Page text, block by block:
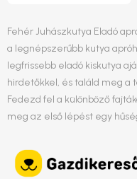
Fehér Juhászkutya Eladó
a legnépszerűbb kutya
legfrissebb eladó kiskutya
hirdetőkkel, és találd meg a
Fedezd fel a különböző
meg az első lépést egy